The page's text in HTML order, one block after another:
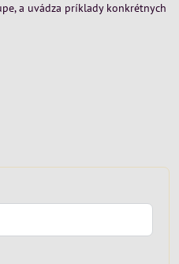
a uvádza príklady konkrétnych